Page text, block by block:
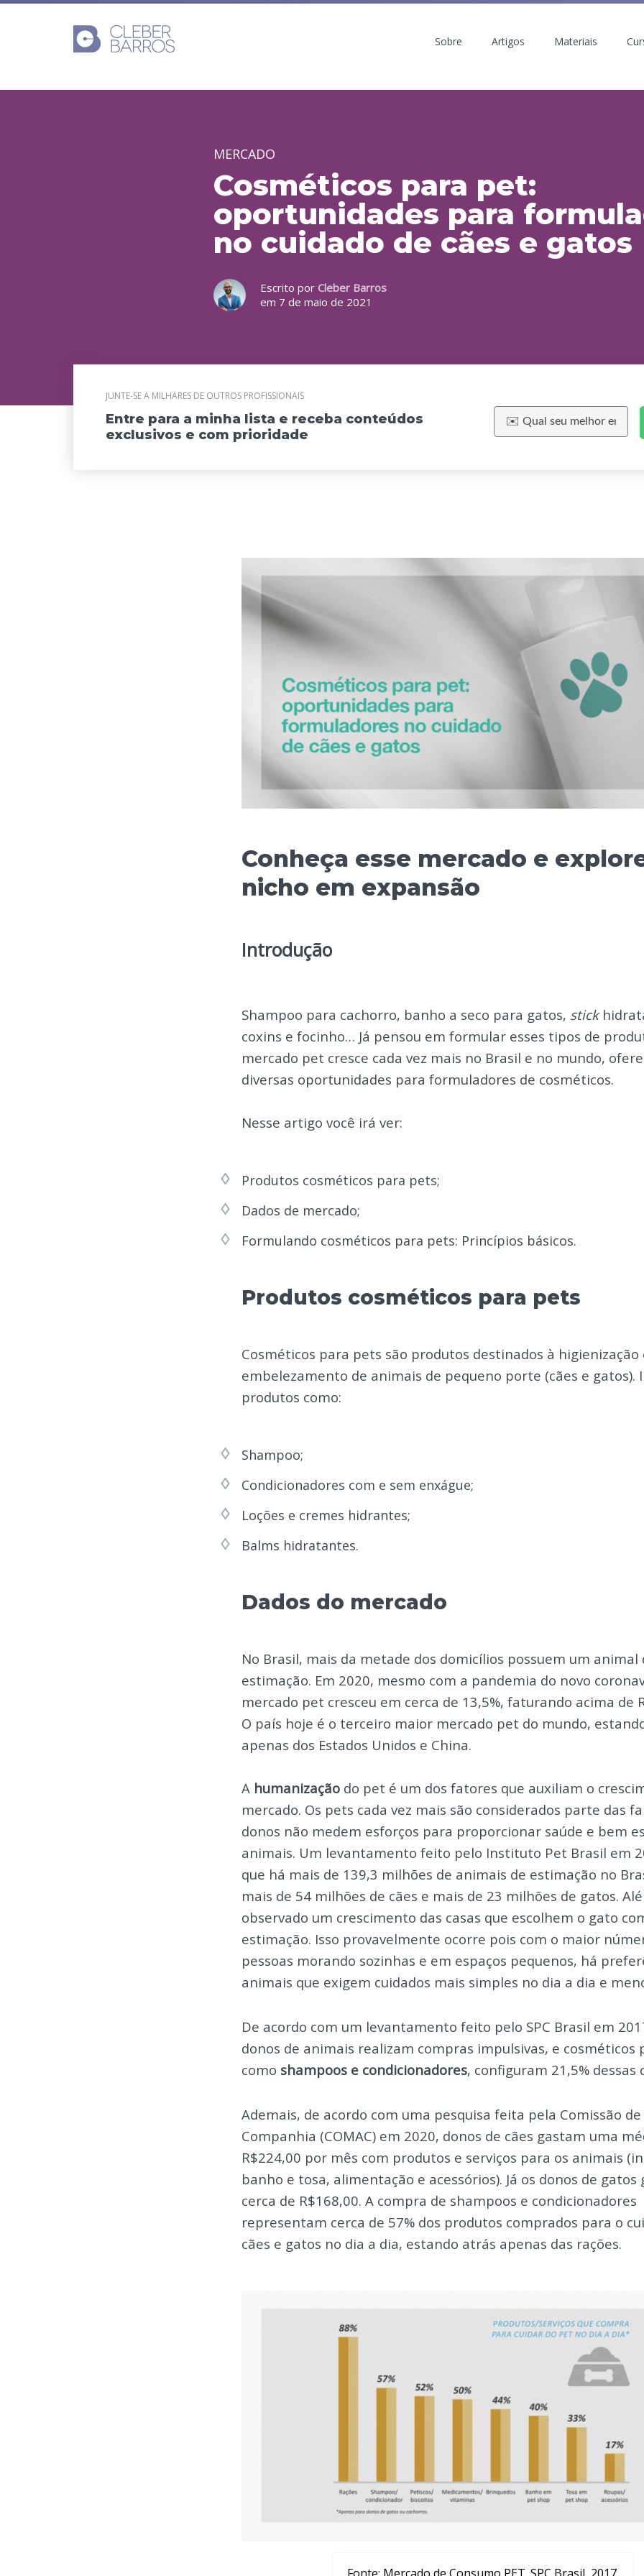
Sobre Artigos Materiais
MERCADO
Cosméticos para pet:
oportunidades para
no cuidado de cães e gatos
Escrito por Cleber Barros
em 7 de maio de 2021
JUNTE-SE A MILHARES DE OUTROS PROFISSIONAIS
Entre para a minha lista e receba conteúdos
exclusivos e com prioridade
Conheça esse mercado e
nicho em expansão
Introdução
Shampoo para cachorro, banho a seco para gatos, stick
coxins e focinho… Já pensou em formular esses tipos de
mercado pet cresce cada vez mais no Brasil e no mundo,
diversas oportunidades para formuladores de cosméticos.
Nesse artigo você irá ver:
Produtos cosméticos para pets;
Dados de mercado;
Formulando cosméticos para pets: Princípios básicos.
Produtos cosméticos para pets
Cosméticos para pets são produtos destinados à higienização
embelezamento de animais de pequeno porte (cães e gatos).
produtos como:
Shampoo;
Condicionadores com e sem enxágue;
Loções e cremes hidrantes;
Balms hidratantes.
Dados do mercado
No Brasil, mais da metade dos domicílios possuem um animal
estimação. Em 2020, mesmo com a pandemia do novo
mercado pet cresceu em cerca de 13,5%, faturando acima de
O país hoje é o terceiro maior mercado pet do mundo,
apenas dos Estados Unidos e China.
A humanização do pet é um dos fatores que auxiliam o
mercado. Os pets cada vez mais são considerados parte das
donos não medem esforços para proporcionar saúde e bem
animais. Um levantamento feito pelo Instituto Pet Brasil em
que há mais de 139,3 milhões de animais de estimação no
mais de 54 milhões de cães e mais de 23 milhões de gatos.
observado um crescimento das casas que escolhem o gato
estimação. Isso provavelmente ocorre pois com o maior
pessoas morando sozinhas e em espaços pequenos, há
animais que exigem cuidados mais simples no dia a dia e
De acordo com um levantamento feito pelo SPC Brasil em
donos de animais realizam compras impulsivas, e cosméticos
como shampoos e condicionadores, configuram 21,5% dessas
Ademais, de acordo com uma pesquisa feita pela Comissão
Companhia (COMAC) em 2020, donos de cães gastam uma
R$224,00 por mês com produtos e serviços para os animais
banho e tosa, alimentação e acessórios). Já os donos de gatos
cerca de R$168,00. A compra de shampoos e condicionadores
representam cerca de 57% dos produtos comprados para o
cães e gatos no dia a dia, estando atrás apenas das rações.